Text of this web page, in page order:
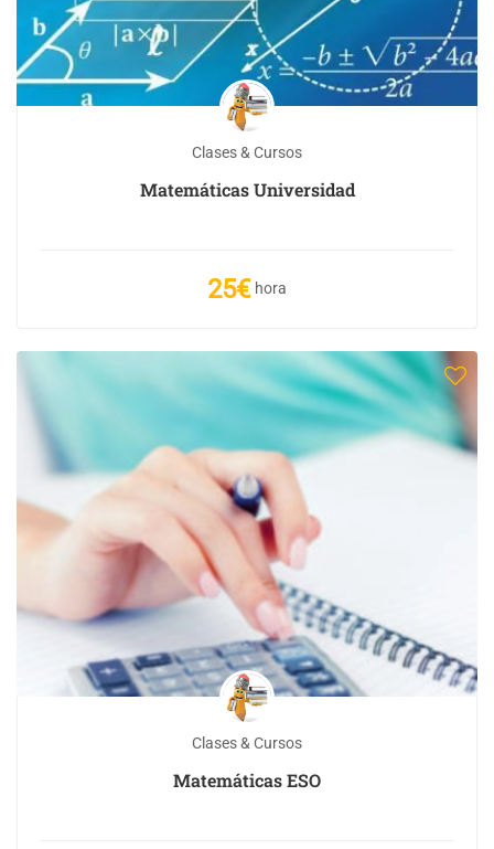
Clases & Cursos
Matemáticas Universidad
25€ hora
Clases & Cursos
Matemáticas ESO